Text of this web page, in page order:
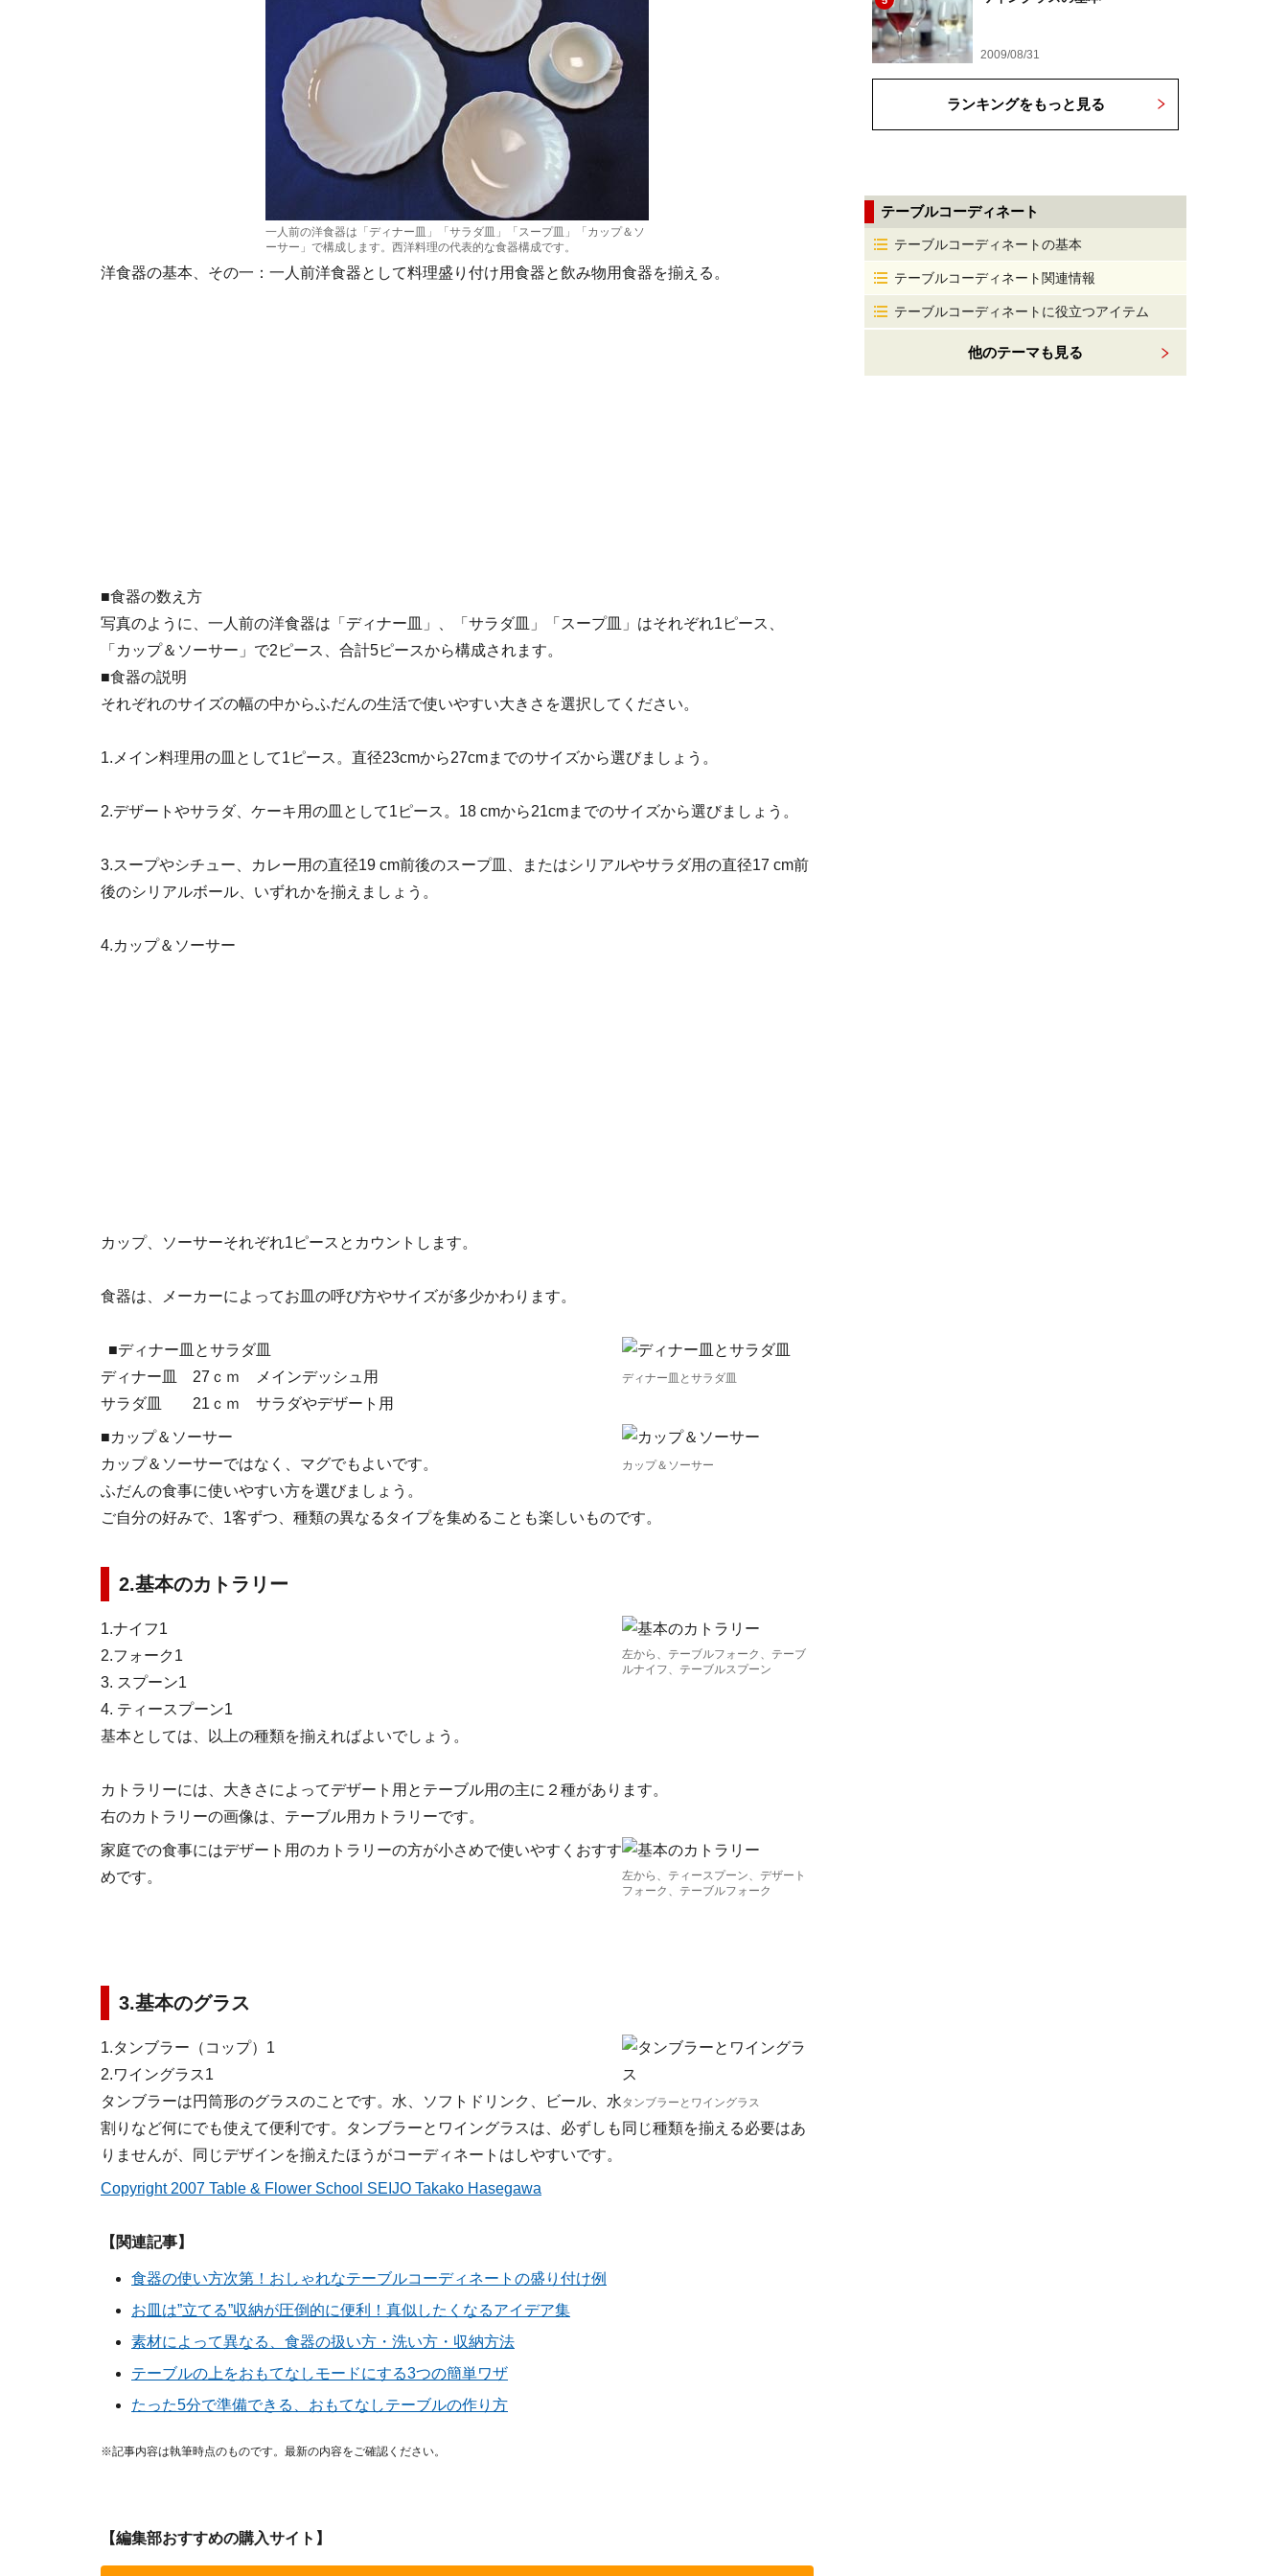
一人前の洋食器は「ディナー皿」「サラダ皿」「スープ皿」「カップ＆ソ
ーサー」で構成します。西洋料理の代表的な食器構成です。
洋食器の基本、その一：一人前洋食器として料理盛り付け用食器と飲み物用食器を揃える。
■食器の数え方
写真のように、一人前の洋食器は「ディナー皿」、「サラダ皿」「スープ皿」はそれぞれ1ピース、
「カップ＆ソーサー」で2ピース、合計5ピースから構成されます。
■食器の説明
それぞれのサイズの幅の中からふだんの生活で使いやすい大きさを選択してください。
1.メイン料理用の皿として1ピース。直径23cmから27cmまでのサイズから選びましょう。
2.デザートやサラダ、ケーキ用の皿として1ピース。18 cmから21cmまでのサイズから選びましょう。
3.スープやシチュー、カレー用の直径19 cm前後のスープ皿、またはシリアルやサラダ用の直径17 cm前
後のシリアルボール、いずれかを揃えましょう。
4.カップ＆ソーサー
カップ、ソーサーそれぞれ1ピースとカウントします。
食器は、メーカーによってお皿の呼び方やサイズが多少かわります。
ディナー皿とサラダ皿
■ディナー皿とサラダ皿
ディナー皿 27ｃｍ メインデッシュ用
サラダ皿 21ｃｍ サラダやデザート用
カップ＆ソーサー
■カップ＆ソーサー
カップ＆ソーサーではなく、マグでもよいです。
ふだんの食事に使いやすい方を選びましょう。
ご自分の好みで、1客ずつ、種類の異なるタイプを集めることも楽しいものです。
2.基本のカトラリー
左から、テーブルフォーク、テーブ
ルナイフ、テーブルスプーン
1.ナイフ1
2.フォーク1
3. スプーン1
4. ティースプーン1
基本としては、以上の種類を揃えればよいでしょう。
カトラリーには、大きさによってデザート用とテーブル用の主に２種があります。
右のカトラリーの画像は、テーブル用カトラリーです。
左から、ティースプーン、デザート
フォーク、テーブルフォーク
家庭での食事にはデザート用のカトラリーの方が小さめで使いやすくおすす
めです。
3.基本のグラス
タンブラーとワイングラス
1.タンブラー（コップ）1
2.ワイングラス1
タンブラーは円筒形のグラスのことです。水、ソフトドリンク、ビール、水
割りなど何にでも使えて便利です。タンブラーとワイングラスは、必ずしも同じ種類を揃える必要はあ
りませんが、同じデザインを揃えたほうがコーディネートはしやすいです。
Copyright 2007 Table & Flower School SEIJO Takako Hasegawa
【関連記事】
食器の使い方次第！おしゃれなテーブルコーディネートの盛り付け例
お皿は”立てる”収納が圧倒的に便利！真似したくなるアイデア集
素材によって異なる、食器の扱い方・洗い方・収納方法
テーブルの上をおもてなしモードにする3つの簡単ワザ
たった5分で準備できる、おもてなしテーブルの作り方
※記事内容は執筆時点のものです。最新の内容をご確認ください。
【編集部おすすめの購入サイト】
2009/08/31
ランキングをもっと見る
テーブルコーディネート
テーブルコーディネートの基本
テーブルコーディネート関連情報
テーブルコーディネートに役立つアイテム
他のテーマも見る